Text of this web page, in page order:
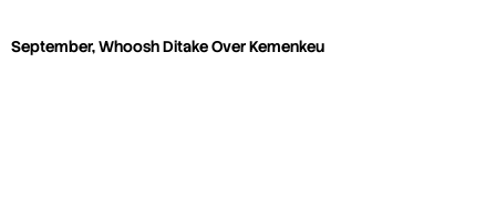
September, Whoosh Ditake Over Kemenkeu